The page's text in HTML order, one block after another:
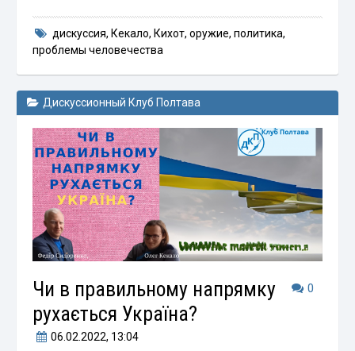
дискуссия, Кекало, Кихот, оружие, политика,
проблемы человечества
Дискуссионный Клуб Полтава
0
Чи в правильному напрямку
рухається Україна?
06.02.2022, 13:04